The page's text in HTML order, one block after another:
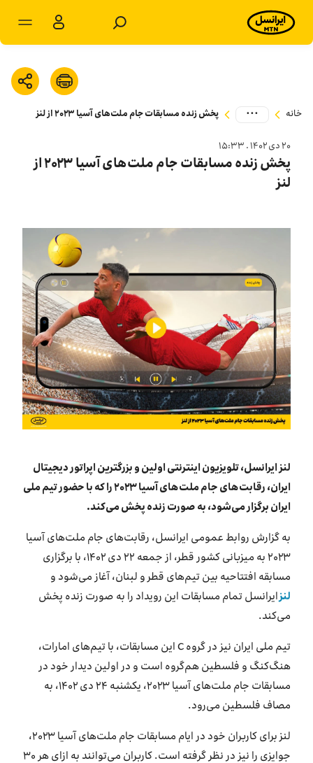
محصولات
خدمات
اخبار
بازارگاه ایرانسل
ترابرد به ایرانسل
EN
خانه ... پخش زنده مسابقات جام ملت‌های آسیا ۲۰۲۳ از لنز
۲۰ دی ۱۴۰۲ . ۱۵:۳۳
پخش زنده مسابقات جام ملت‌های آسیا ۲۰۲۳ از
لنز
لنز ایرانسل، تلویزیون اینترنتی اولین و بزرگترین اپراتور دیجیتال
ایران، رقابت‌های جام ملت‌های آسیا ۲۰۲۳ را که با حضور تیم ملی
ایران برگزار می‌شود، به صورت زنده پخش می‌کند.
به گزارش روابط عمومی ایرانسل، رقابت‌های جام ملت‌های آسیا
۲۰۲۳ به میزبانی کشور قطر، از جمعه ۲۲ دی ۱۴۰۲، با برگزاری
مسابقه افتتاحیه بین تیم‌های قطر و لبنان، آغاز می‌شود و
لنزایرانسل تمام مسابقات این رویداد را به صورت زنده پخش
می‌کند.
تیم ملی ایران نیز در گروه C این مسابقات، با تیم‌های امارات،
هنگ‌کنگ و فلسطین هم‌گروه است و در اولین دیدار خود در
مسابقات جام ملت‌های آسیا ۲۰۲۳، یکشنبه ۲۴ دی ۱۴۰۲، به
مصاف فلسطین می‌رود.
لنز برای کاربران خود در ایام مسابقات جام ملت‌های آسیا ۲۰۲۳،
جوایزی را نیز در نظر گرفته است. کاربران می‌توانند به ازای هر ۳۰